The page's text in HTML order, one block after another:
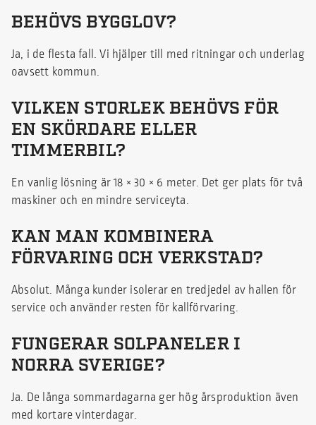
BEHÖVS BYGGLOV?
Ja, i de flesta fall. Vi hjälper till med ritningar och underlag
oavsett kommun.
VILKEN STORLEK BEHÖVS FÖR
EN SKÖRDARE ELLER
TIMMERBIL?
En vanlig lösning är 18 × 30 × 6 meter. Det ger plats för två
maskiner och en mindre serviceyta.
KAN MAN KOMBINERA
FÖRVARING OCH VERKSTAD?
Absolut. Många kunder isolerar en tredjedel av hallen för
service och använder resten för kallförvaring.
FUNGERAR SOLPANELER I
NORRA SVERIGE?
Ja. De långa sommardagarna ger hög årsproduktion även
med kortare vinterdagar.